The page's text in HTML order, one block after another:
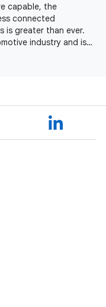
capable, the
connected
is greater than ever.
industry and is